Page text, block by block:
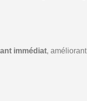
immédiat, améliorant